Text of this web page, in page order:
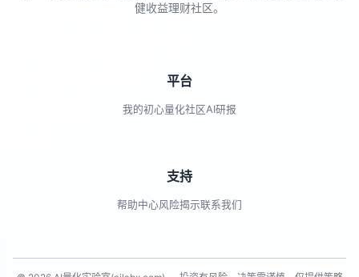
健收益理财社区。
平台
我的初心量化社区AI研报
支持
帮助中心风险揭示联系我们